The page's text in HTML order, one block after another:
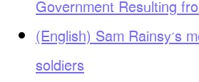
Government Resulting
(English) Sam Rainsy’s
soldiers